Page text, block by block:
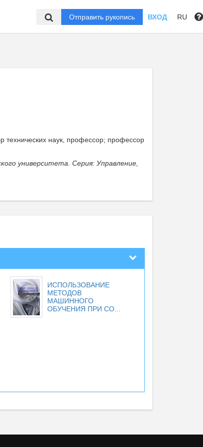
Отправить рукопись ВХОД RU
технических наук, профессор; профессор
университета. Серия: Управление,
ИСПОЛЬЗОВАНИЕ
МЕТОДОВ
МАШИННОГО
ОБУЧЕНИЯ ПРИ СО...